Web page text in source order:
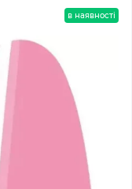
в наявності